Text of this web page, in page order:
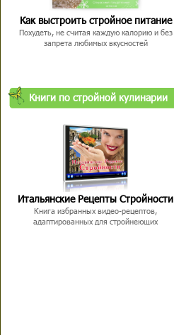
Как выстроить стройное питание
Похудеть, не считая каждую калорию и без
запрета любимых вкусностей
Книги по стройной кулинарии
Итальянские Рецепты Стройности
Книга избранных видео-рецептов,
адаптированных для стройнеющих